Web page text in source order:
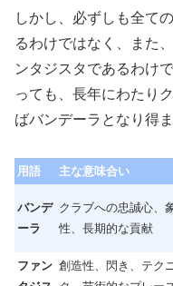
しかし、必ずしも全て
るわけではなく、また
ンタジスタであるわけ
っても、長年にわたり
ばバンデーラとなり得ま
用語 主な意味合い
バンデ
ーラ
クラブへの忠誠心、
性、長期的な貢献
ファン 創造性、閃き、テク